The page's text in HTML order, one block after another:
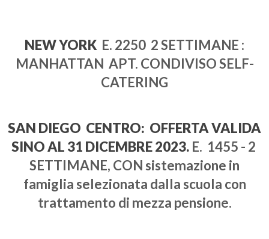
NEW YORK E. 2250 2 SETTIMANE :
MANHATTAN APT. CONDIVISO SELF-
CATERING
SAN DIEGO CENTRO: OFFERTA VALIDA
SINO AL 31 DICEMBRE 2023. E. 1455 - 2
SETTIMANE, CON sistemazione in
famiglia selezionata dalla scuola con
trattamento di mezza pensione.